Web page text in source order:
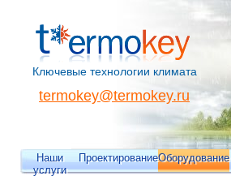
Ключевые технологии климата
termokey@termokey.ru
Наши
услуги
ПроектированиеОборудование